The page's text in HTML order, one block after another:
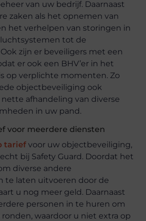
van uw bedrijf. Daarnaast
zaken als het opnemen van
het verhelpen van storingen in
tot de
zijn er beveiligers met een
er ook een BHV’er in het
op verplichte momenten. Zo
objectbeveiliging ook
afhandeling van diverse
in uw pand.
voor meerdere diensten
tarief voor uw objectbeveiliging,
bij Safety Guard. Doordat het
diverse andere
te laten uitvoeren door de
u nog meer geld. Daarnaast
personen in te huren om
waardoor u niet extra op